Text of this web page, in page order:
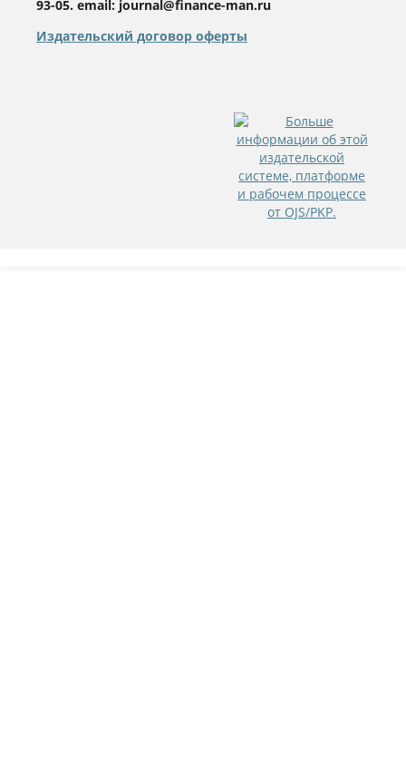
93-05. email: journal@finance-man.ru
Издательский договор оферты